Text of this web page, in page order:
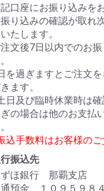
口座にお振り込みを
り込みの確認が取れ
たします。
文後7日以内でのお
を過ぎますとご注文
ます。
日及び臨時休業時は
の場合は他のお支払
込手数料はお客様のご
振込先
ほ銀行 那覇支店
預金 １０９５９８４